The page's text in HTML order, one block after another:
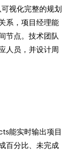
可视化完整的规划
系，项目经理能
节点。技术团队
人员，并设计周
能实时输出项目
百分比、未完成